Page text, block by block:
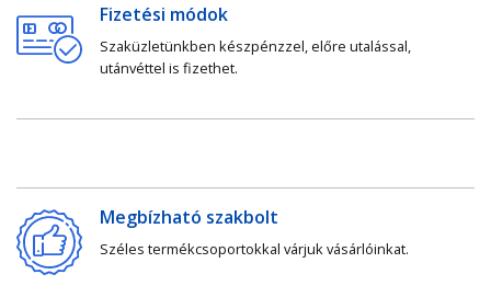
Fizetési módok
Szaküzletünkben készpénzzel, előre utalással,
utánvéttel is fizethet.
Megbízható szakbolt
Széles termékcsoportokkal várjuk vásárlóinkat.